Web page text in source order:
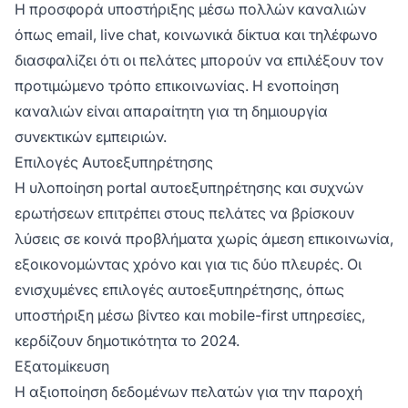
Η προσφορά υποστήριξης μέσω πολλών καναλιών
όπως email, live chat, κοινωνικά δίκτυα και τηλέφωνο
διασφαλίζει ότι οι πελάτες μπορούν να επιλέξουν τον
προτιμώμενο τρόπο επικοινωνίας. Η ενοποίηση
καναλιών είναι απαραίτητη για τη δημιουργία
συνεκτικών εμπειριών.
Επιλογές Αυτοεξυπηρέτησης
Η υλοποίηση portal αυτοεξυπηρέτησης και συχνών
ερωτήσεων επιτρέπει στους πελάτες να βρίσκουν
λύσεις σε κοινά προβλήματα χωρίς άμεση επικοινωνία,
εξοικονομώντας χρόνο και για τις δύο πλευρές. Οι
ενισχυμένες επιλογές αυτοεξυπηρέτησης, όπως
υποστήριξη μέσω βίντεο και mobile-first υπηρεσίες,
κερδίζουν δημοτικότητα το 2024.
Εξατομίκευση
Η αξιοποίηση δεδομένων πελατών για την παροχή